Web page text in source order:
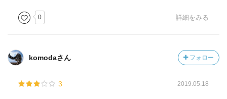
0 詳細をみる
komodaさん フォロー
3 2019.05.18